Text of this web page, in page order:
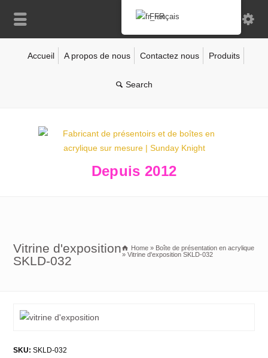
Accueil A propos de nous Contactez nous Produits
Depuis 2012
Vitrine d'exposition
SKLD-032
Home » Boîte de présentation en acrylique
» Vitrine d'exposition SKLD-032
SKU: SKLD-032
Français